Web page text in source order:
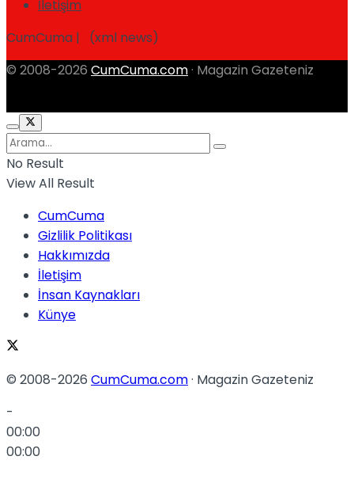
İletişim
CumCuma | (xml news)
© 2008-2026 CumCuma.com · Magazin Gazeteniz
No Result
View All Result
CumCuma
Gizlilik Politikası
Hakkımızda
İletişim
İnsan Kaynakları
Künye
© 2008-2026 CumCuma.com· Magazin Gazeteniz
-
00:00
00:00